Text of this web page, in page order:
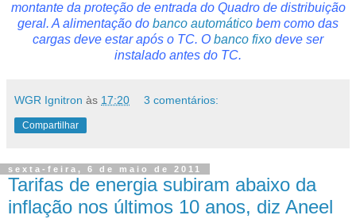
montante da proteção de entrada do Quadro de distribuição
geral. A alimentação do banco automático bem como das
cargas deve estar após o TC. O banco fixo deve ser
instalado antes do TC.
WGR Ignitron às 17:20 3 comentários:
Compartilhar
sexta-feira, 6 de maio de 2011
Tarifas de energia subiram abaixo da
inflação nos últimos 10 anos, diz Aneel